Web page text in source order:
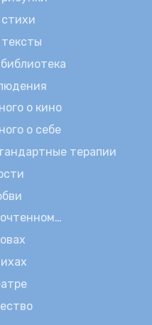
о кино
о себе
терапии